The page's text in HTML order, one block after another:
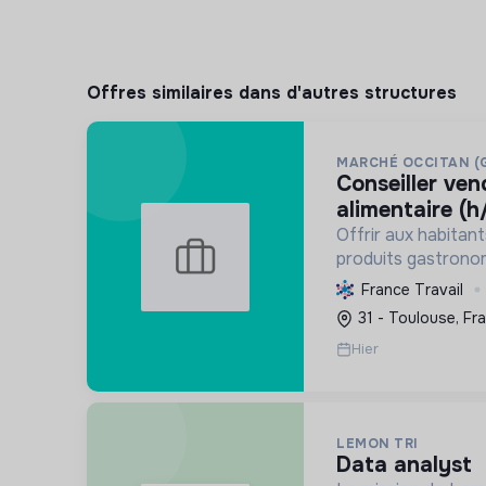
Offres similaires dans d'autres structures
MARCHÉ OCCITAN
conseiller vendeur point de vente
alimentaire
Offrir aux
produits
qualité, issus de
agriculture
producteurs
France Travail
31 - Toulouse,
Hier
LEMON TRI
data analyst